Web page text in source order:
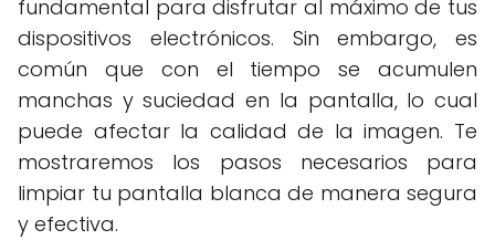
fundamental para disfrutar al máximo de tus
dispositivos electrónicos. Sin embargo, es
común que con el tiempo se acumulen
manchas y suciedad en la pantalla, lo cual
puede afectar la calidad de la imagen. Te
mostraremos los pasos necesarios para
limpiar tu pantalla blanca de manera segura
y efectiva.